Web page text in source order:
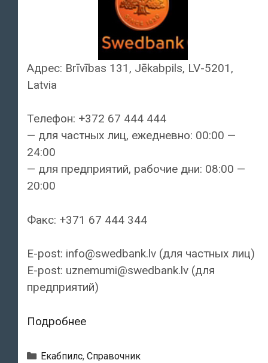
Адрес: Brīvības 131, Jēkabpils, LV-5201,
Latvia
Телефон: +372 67 444 444
— для частных лиц, ежедневно: 00:00 —
24:00
— для предприятий, рабочие дни: 08:00 —
20:00
Факс: +371 67 444 344
E-post: info@swedbank.lv (для частных лиц)
E-post: uznemumi@swedbank.lv (для
предприятий)
ПодробнееSwedbank
Екабпилский
Рубрики
Екабпилс, Справочник